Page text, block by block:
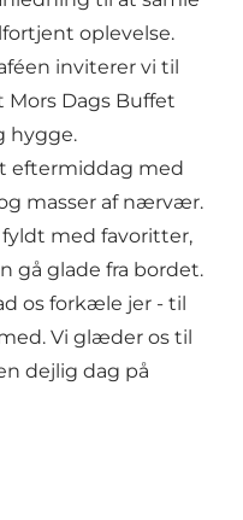
oplevelse.
inviterer vi til
Dags Buffet
hygge.
eftermiddag med
masser af nærvær.
med favoritter,
gå glade fra bordet.
os forkæle jer - til
Vi glæder os til
dejlig dag på